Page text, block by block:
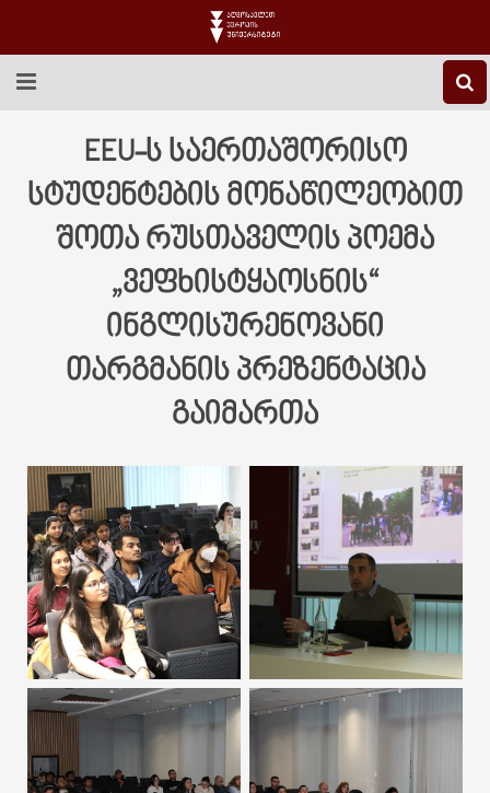
EEU-Ს ᲨᲔᲡᲐᲮᲔᲑ
ᲒᲐᲜᲐᲗᲚᲔᲑᲐ
ᲙᲕᲚᲔᲕᲐ
ᲡᲐᲔᲠᲗᲐᲨᲝᲠᲘᲡᲝ
ᲑᲘᲑᲚᲘᲝᲗᲔᲙᲐ
ᲡᲢᲣᲓᲔᲜᲢᲣᲠᲘ ᲪᲮᲝᲕᲠᲔᲑᲐ
EEU-ს საერთაშორისო
სტუდენტების მონაწილეობით
შოთა რუსთაველის პოემა
„ვეფხისტყაოსნის“
ინგლისურენოვანი
თარგმანის პრეზენტაცია
გაიმართა